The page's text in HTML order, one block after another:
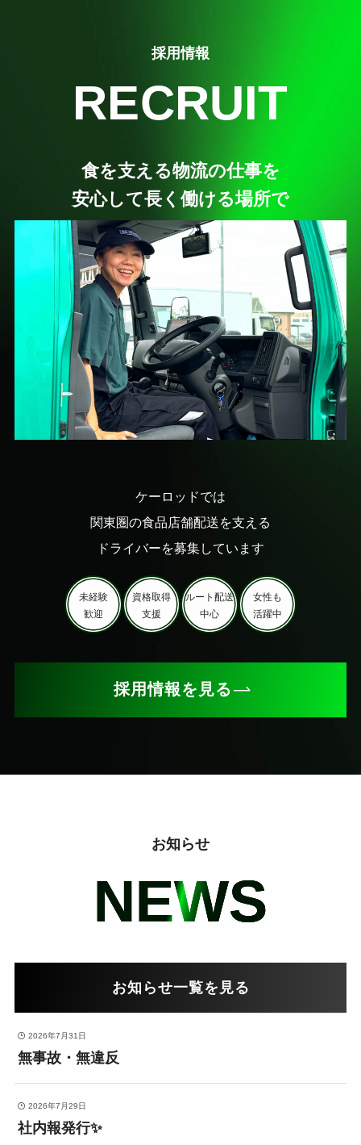
採用情報
RECRUIT
食を支える物流の仕事を
安心して長く働ける場所で
ケーロッドでは
関東圏の食品店舗配送を支える
ドライバーを募集しています
未経験
歓迎
資格取得
支援
ルート配送
中心
女性も
活躍中
採用情報を見る
お知らせ
NEWS
お知らせ一覧を見る
2026年7月31日
無事故・無違反
2026年7月29日
社内報発行✨